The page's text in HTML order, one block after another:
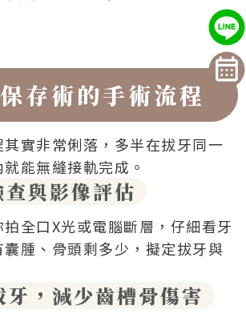
存術的手術流程
實非常俐落，多半在拔牙同一
能無縫接軌完成。
與影像評估
全口X光或電腦斷層，仔細看牙
腫、骨頭剩多少，擬定拔牙與
，減少齒槽骨傷害